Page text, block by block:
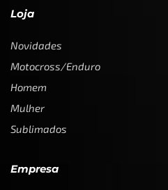
Loja
Novidades
Motocross/Enduro
Homem
Mulher
Sublimados
Empresa